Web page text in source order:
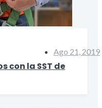
Ago 21, 2019
con la SST de